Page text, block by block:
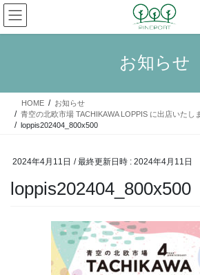
コ
ン
テ
ス
ナ
ビ
ゲ
ン
お知らせ
HOME
お知らせ
青空の北欧市場 TACHIKAWA LOPPIS に出店いたし
loppis202404_800x500
2024年4月11日 / 最終更新日時 : 2024年4月11日
loppis202404_800x500